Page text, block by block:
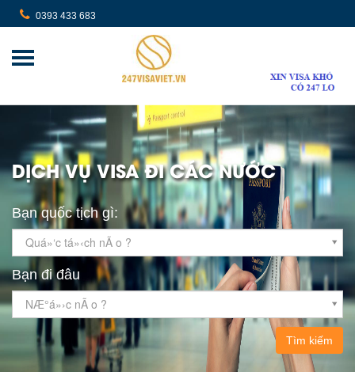
0393 433 683
DỊCH VỤ VISA ĐI CÁC NƯỚC
Bạn quốc tịch gì:
Quá»‘c tá»‹ch nÃ o ?
Bạn đi đâu
NÆ°á»›c nÃ o ?
Tìm kiếm